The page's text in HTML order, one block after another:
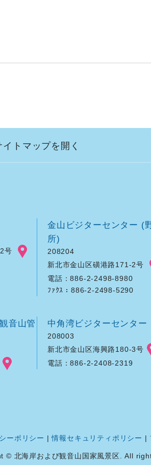
イトマップを開く
号
金山ビジターセンター (
所)
208204
新北市金山区磺港路171-2号
電話：886-2-2498-8980
ﾌｧｸｽ：886-2-2498-5290
音山管
中角湾ビジターセンター
208003
新北市金山区海興路180-3号
電話：886-2-2408-2319
ーポリシー |情報セキュリティポリシー |
© 北海岸および観音山国家風景区. All